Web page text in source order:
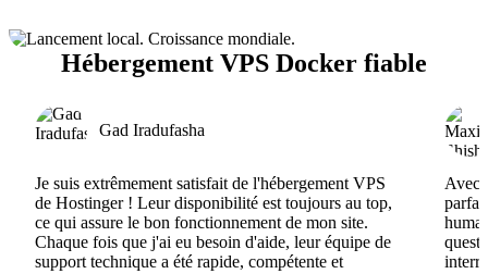
Hébergement VPS Docker fiable
Gad Iradufasha
Je suis extrêmement satisfait de l'hébergement VPS
de Hostinger ! Leur disponibilité est toujours au top,
ce qui assure le bon fonctionnement de mon site.
Chaque fois que j'ai eu besoin d'aide, leur équipe de
support technique a été rapide, compétente et
Avec